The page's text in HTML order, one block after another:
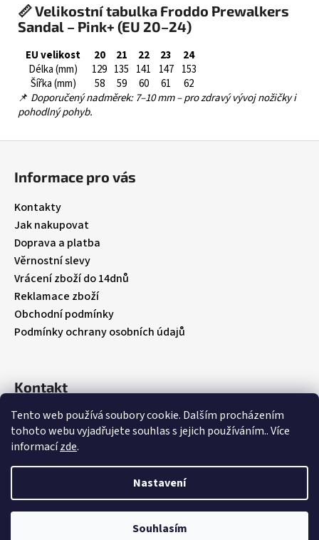
Tento web používá soubory cookie. Dalším procházením
tohoto webu vyjadřujete souhlas s jejich používáním.. Více
informacízde.
Nastavení
Souhlasím
📏 Velikostní tabulka Froddo Prewalkers
Sandal – Pink+ (EU 20–24)
EU velikost 20 21 22 23
24
Délka (mm)
129 135 141 147 153
Šířka (mm)
58 59 60 61
62
📌 Doporučený nadměrek: 7–10 mm – pro zdravý vývoj nožičky i
pohodlný pohyb.
Informace pro vás
Kontakty
Jak nakupovat
Doprava a platba
Věrnostní slevy
Vrácení zboží do 14dnů
Reklamace zboží
Obchodní podmínky
Podmínky ochrany osobních údajů
Kontakt
info@ babybebare.cz
Facebook
babybebare
Vytvořil Shoptet
BabyBeBare. Všechna práva vyhrazena.